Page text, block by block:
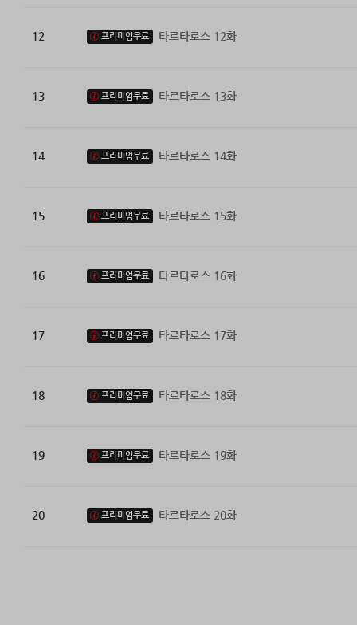
12 프리미엄무료 타르타로스 12화
13 프리미엄무료 타르타로스 13화
14 프리미엄무료 타르타로스 14화
15 프리미엄무료 타르타로스 15화
16 프리미엄무료 타르타로스 16화
17 프리미엄무료 타르타로스 17화
18 프리미엄무료 타르타로스 18화
19 프리미엄무료 타르타로스 19화
20 프리미엄무료 타르타로스 20화